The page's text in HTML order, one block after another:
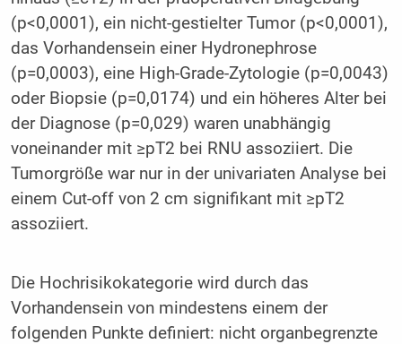
(p<0,0001), ein nicht-gestielter Tumor (p<0,0001),
das Vorhandensein einer Hydronephrose
(p=0,0003), eine High-Grade-Zytologie (p=0,0043)
oder Biopsie (p=0,0174) und ein höheres Alter bei
der Diagnose (p=0,029) waren unabhängig
voneinander mit ≥pT2 bei RNU assoziiert. Die
Tumorgröße war nur in der univariaten Analyse bei
einem Cut-off von 2 cm signifikant mit ≥pT2
assoziiert.
Die Hochrisikokategorie wird durch das
Vorhandensein von mindestens einem der
folgenden Punkte definiert: nicht organbegrenzte